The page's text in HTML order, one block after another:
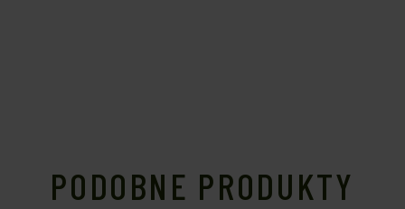
PODOBNE PRODUKTY